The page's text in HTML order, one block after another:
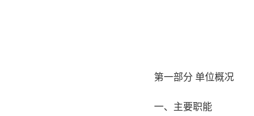
第一部分 单位概况
一、主要职能